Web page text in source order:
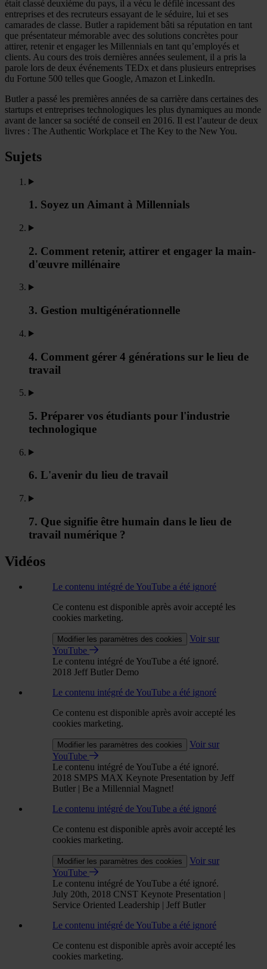
était classé deuxième du pays, il a vécu le défilé incessant des
entreprises et des recruteurs essayant de le séduire, lui et ses
camarades de classe. Butler a rapidement bâti sa réputation en tant
que présentateur mémorable avec des solutions concrètes pour
attirer, retenir et engager les Millennials en tant qu’employés et
clients. Au cours des trois dernières années seulement, il a pris la
parole lors de deux événements TEDx et dans plusieurs entreprises
du Fortune 500 telles que Google, Amazon et LinkedIn.
Butler a passé les premières années de sa carrière dans certaines des
startups et entreprises technologiques les plus dynamiques au monde
avant de lancer sa société de conseil en 2016. Il est l’auteur de deux
livres : The Authentic Workplace et The Key to the New You.
Sujets
1. Soyez un Aimant à Millennials
2. Comment retenir, attirer et engager la main-
d'œuvre millénaire
3. Gestion multigénérationnelle
4. Comment gérer 4 générations sur le lieu de
travail
5. Préparer vos étudiants pour l'industrie
technologique
6. L'avenir du lieu de travail
7. Que signifie être humain dans le lieu de
travail numérique ?
Vidéos
Le contenu intégré de YouTube a été ignoré
Ce contenu est disponible après avoir accepté les
cookies marketing.
Modifier les paramètres des cookies
Voir sur
YouTube
Le contenu intégré de YouTube a été ignoré.
2018 Jeff Butler Demo
Le contenu intégré de YouTube a été ignoré
Ce contenu est disponible après avoir accepté les
cookies marketing.
Modifier les paramètres des cookies
Voir sur
YouTube
Le contenu intégré de YouTube a été ignoré.
2018 SMPS MAX Keynote Presentation by Jeff
Butler | Be a Millennial Magnet!
Le contenu intégré de YouTube a été ignoré
Ce contenu est disponible après avoir accepté les
cookies marketing.
Modifier les paramètres des cookies
Voir sur
YouTube
Le contenu intégré de YouTube a été ignoré.
July 20th, 2018 CNST Keynote Presentation |
Service Oriented Leadership | Jeff Butler
Le contenu intégré de YouTube a été ignoré
Ce contenu est disponible après avoir accepté les
cookies marketing.